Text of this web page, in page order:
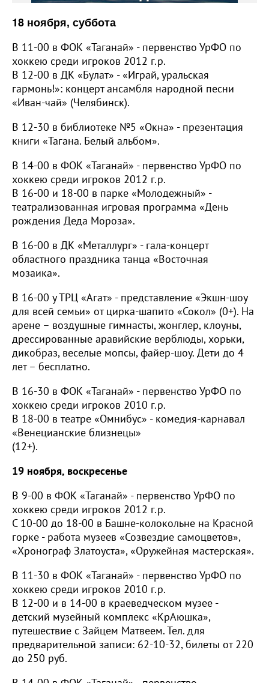
18 ноября, суббота
В 11-00 в ФОК «Таганай» - первенство УрФО по
хоккею среди игроков 2012 г.р.
В 12-00 в ДК «Булат» - «Играй, уральская
гармонь!»: концерт ансамбля народной песни
«Иван-чай» (Челябинск).
В 12-30 в библиотеке №5 «Окна» - презентация
книги «Тагана. Белый альбом».
В 14-00 в ФОК «Таганай» - первенство УрФО по
хоккею среди игроков 2012 г.р.
В 16-00 и 18-00 в парке «Молодежный» -
театрализованная игровая программа «День
рождения Деда Мороза».
В 16-00 в ДК «Металлург» - гала-концерт
областного праздника танца «Восточная
мозаика».
В 16-00 у ТРЦ «Агат» - представление «Экшн-шоу
для всей семьи» от цирка-шапито «Сокол» (0+). На
арене – воздушные гимнасты, жонглер, клоуны,
дрессированные аравийские верблюды, хорьки,
дикобраз, веселые мопсы, файер-шоу. Дети до 4
лет – бесплатно.
В 16-30 в ФОК «Таганай» - первенство УрФО по
хоккею среди игроков 2010 г.р.
В 18-00 в театре «Омнибус» - комедия-карнавал
«Венецианские близнецы»
(12+).
19 ноября, воскресенье
В 9-00 в ФОК «Таганай» - первенство УрФО по
хоккею среди игроков 2012 г.р.
С 10-00 до 18-00 в Башне-колокольне на Красной
горке - работа музеев «Созвездие самоцветов»,
«Хронограф Златоуста», «Оружейная мастерская».
В 11-30 в ФОК «Таганай» - первенство УрФО по
хоккею среди игроков 2010 г.р.
В 12-00 и в 14-00 в краеведческом музее -
детский музейный комплекс «КрАюшка»,
путешествие с Зайцем Матвеем. Тел. для
предварительной записи: 62-10-32, билеты от 220
до 250 руб.